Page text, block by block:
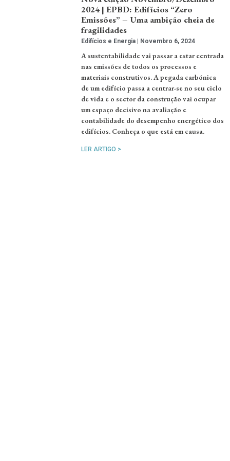
2024 | EPBD: Edifícios “Zero
Emissões” – Uma ambição cheia de
fragilidades
Edifícios e Energia Novembro 6, 2024
A sustentabilidade vai passar a estar centrada
nas emissões de todos os processos e
materiais construtivos. A pegada carbónica
de um edifício passa a centrar-se no seu ciclo
de vida e o sector da construção vai ocupar
um espaço decisivo na avaliação e
contabilidade do desempenho energético dos
edifícios. Conheça o que está em causa.
LER ARTIGO >